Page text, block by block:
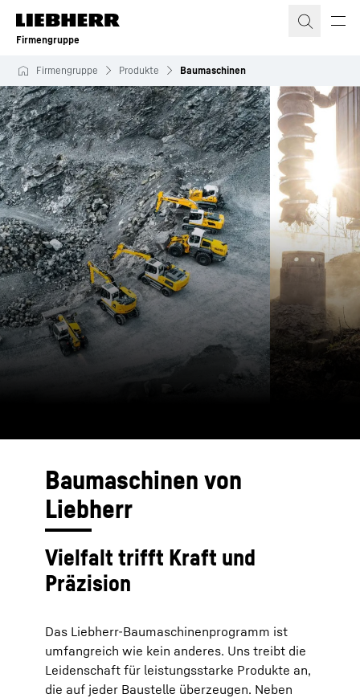
Zum Inhalt springen
Firmengruppe
Firmengruppe Produkte Baumaschinen
Baumaschinen von
Liebherr
Vielfalt trifft Kraft und
Präzision
Das Liebherr-Baumaschinenprogramm ist
umfangreich wie kein anderes. Uns treibt die
Leidenschaft für leistungsstarke Produkte an,
die auf jeder Baustelle überzeugen. Neben